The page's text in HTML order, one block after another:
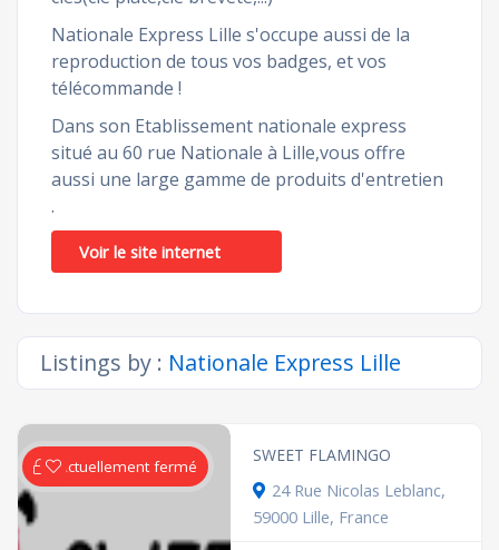
Nationale Express Lille s'occupe aussi de la
reproduction de tous vos badges, et vos
télécommande !
Dans son Etablissement nationale express
situé au 60 rue Nationale à Lille,vous offre
aussi une large gamme de produits d'entretien
.
Voir le site internet
Listings by : Nationale Express Lille
Actuellement fermé
SWEET FLAMINGO
24 Rue Nicolas Leblanc,
59000 Lille, France